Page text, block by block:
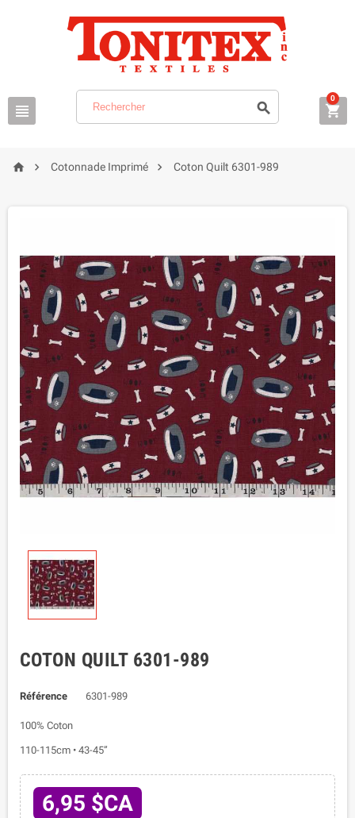
  
0
  Cotonnade Imprimé  Coton Quilt 6301-989
COTON QUILT 6301-989
Référence 6301-989
100% Coton
110-115cm • 43-45”
6,95 $CA